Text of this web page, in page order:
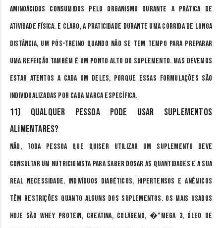
aminoácidos consumidos pelo organismo durante a prática de
atividade física. E claro, a praticidade durante uma corrida de longa
distância, um pós-treino quando não se tem tempo para preparar
uma refeição também é um ponto alto do suplemento. Mas devemos
estar atentos a cada um deles, porque essas formulações são
individualizadas por cada marca específica.
11) Qualquer pessoa pode usar suplementos
alimentares?
Não, toda pessoa que quiser utilizar um suplemento deve
consultar um nutricionista para saber dosar as quantidades e a sua
real necessidade. Indivíduos diabéticos, hipertensos e anêmicos
têm restrições quanto alguns dos suplementos. Os mais usados
hoje são Whey Protein, creatina, colágeno, �”mega 3, óleo de